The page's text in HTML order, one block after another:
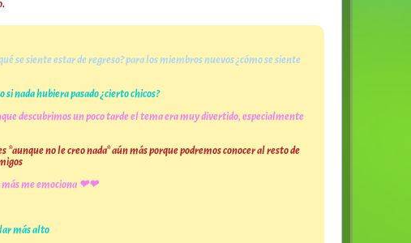
se siente estar de regreso? para los miembros nuevos ¿cómo se siente
nada hubiera pasado ¿cierto chicos?
descubrimos un poco tarde el tema era muy divertido, especialmente
*aunque no le creo nada* aún más porque podremos conocer al resto de
más me emociona ❤❤
más alto